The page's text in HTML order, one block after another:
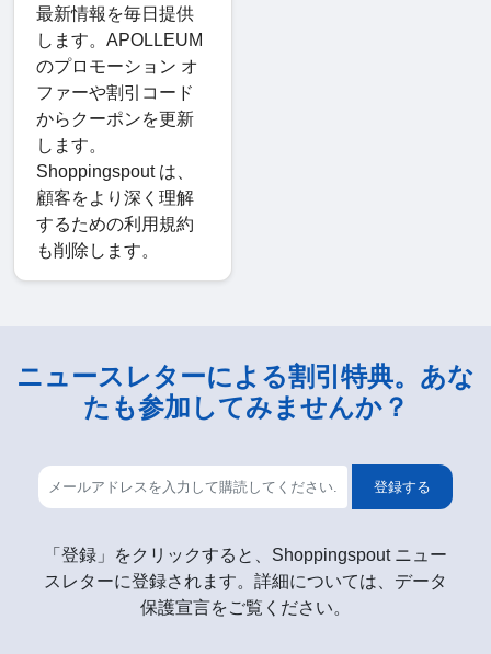
最新情報を毎日提供
します。APOLLEUM
のプロモーション オ
ファーや割引コード
からクーポンを更新
します。
Shoppingspout は、
顧客をより深く理解
するための利用規約
も削除します。
ニュースレターによる割引特典。あな
たも参加してみませんか？
登録する
「登録」をクリックすると、Shoppingspout ニュー
スレターに登録されます。詳細については、データ
保護宣言をご覧ください。